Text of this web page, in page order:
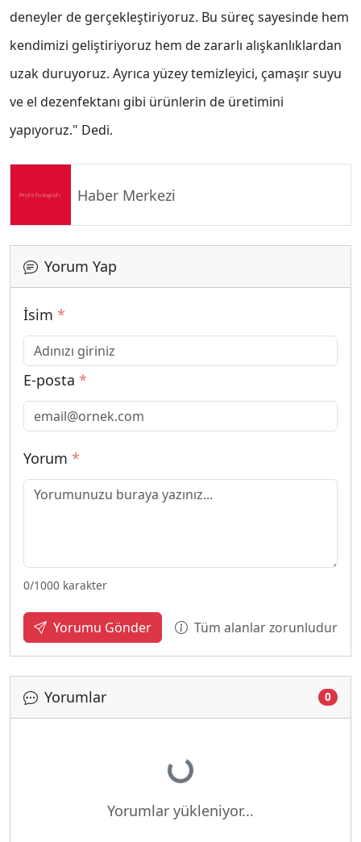
deneyler de gerçekleştiriyoruz. Bu süreç sayesinde hem
kendimizi geliştiriyoruz hem de zararlı alışkanlıklardan
uzak duruyoruz. Ayrıca yüzey temizleyici, çamaşır suyu
ve el dezenfektanı gibi ürünlerin de üretimini
yapıyoruz." Dedi.
Haber Merkezi
Yorum Yap
İsim *
E-posta *
Yorum *
0/1000 karakter
Yorumu Gönder Tüm alanlar zorunludur
Yorumlar 0
Yükleniyor...
Yorumlar yükleniyor...